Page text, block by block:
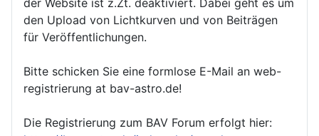
den Upload von Lichtkurven und von Beiträgen
für Veröffentlichungen.
Bitte schicken Sie eine formlose E-Mail an web-
registrierung at bav-astro.de!
Die Registrierung zum BAV Forum erfolgt hier: